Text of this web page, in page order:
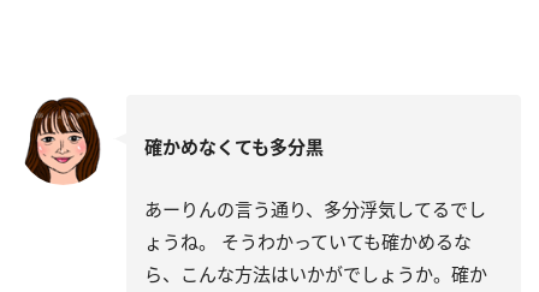
確かめなくても多分黒
あーりんの言う通り、多分浮気してるでし
ょうね。 そうわかっていても確かめるな
ら、こんな方法はいかがでしょうか。確か